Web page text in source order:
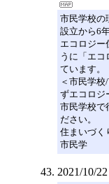
市民学校の
設立から6
エコロジー
うに「エコ
ています。
＜市民学
ずエコロジ
市民学校で
ださい。
住まいづく
市民学
2021/10/